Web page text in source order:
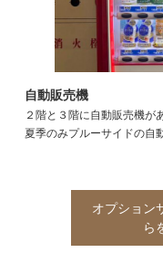
自動販売機
２階と３階に自動販売機が
夏季のみプルーサイドの自
オプション
ら